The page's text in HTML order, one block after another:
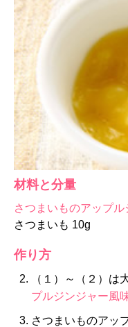
材料と分量
さつまいものアップ
さつまいも 10g
作り方
（１）～（２）は
プルジンジャー風
さつまいものアッ